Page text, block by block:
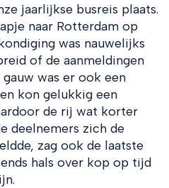
jaarlijkse busreis plaats.
naar Rotterdam op
was nauwelijks
of de aanmeldingen
was er ook een
kon gelukkig een
de rij wat korter
deelnemers zich de
zag ook de laatste
hals over kop op tijd